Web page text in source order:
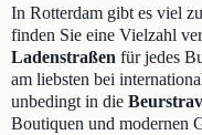
In Rotterdam gibt es viel
finden Sie eine Vielzahl
Ladenstraßen für jedes
am liebsten bei
unbedingt in die
Boutiquen und modernen